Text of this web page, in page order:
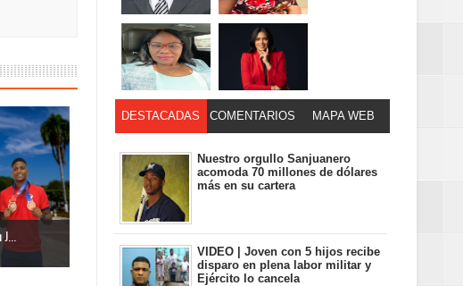
DESTACADAS COMENTARIOS MAPA WEB
Nuestro orgullo Sanjuanero
acomoda 70 millones de dólares
más en su cartera
VIDEO | Joven con 5 hijos recibe
disparo en plena labor militar y
Ejército lo cancela